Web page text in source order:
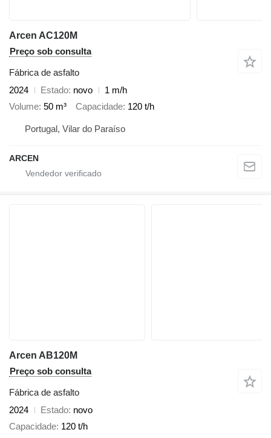
Arcen AC120M
Preço sob consulta
Fábrica de asfalto
2024
Estado novo
1 m/h
Volume 50 m³ Capacidade 120 t/h
Portugal, Vilar do Paraíso
ARCEN
Arcen AB120M
Preço sob consulta
Fábrica de asfalto
2024
Estado novo
Capacidade 120 t/h